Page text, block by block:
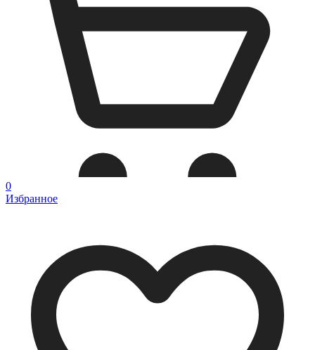
0
Избранное